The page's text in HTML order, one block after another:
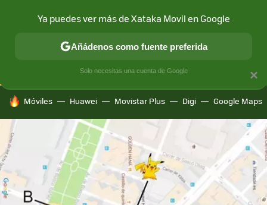
CONECTIVIDAD MÓVIL Y SOCIEDAD APLICACIONES
HOY SE HABLA DE
Móviles Huawei Movistar Plus Digi Google Maps
×
Ya puedes ver más de Xataka Movil en Google
Añádenos como fuente preferida
Solo necesitas una cuenta de Google